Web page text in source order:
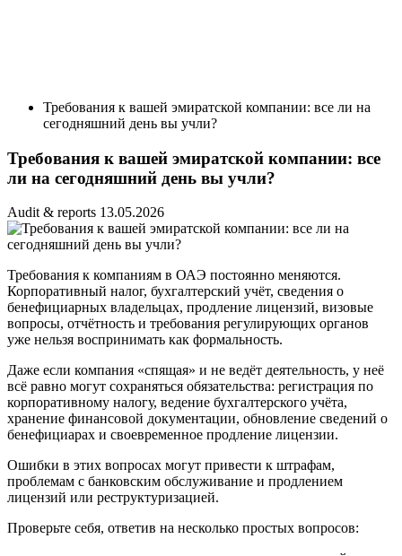
Требования к вашей эмиратской компании: все ли на
сегодняшний день вы учли?
Требования к вашей эмиратской компании: все
ли на сегодняшний день вы учли?
Audit & reports 13.05.2026
Требования к компаниям в ОАЭ постоянно меняются.
Корпоративный налог, бухгалтерский учёт, сведения о
бенефициарных владельцах, продление лицензий, визовые
вопросы, отчётность и требования регулирующих органов
уже нельзя воспринимать как формальность.
Даже если компания «спящая» и не ведёт деятельность, у неё
всё равно могут сохраняться обязательства: регистрация по
корпоративному налогу, ведение бухгалтерского учёта,
хранение финансовой документации, обновление сведений о
бенефициарах и своевременное продление лицензии.
Ошибки в этих вопросах могут привести к штрафам,
проблемам с банковским обслуживание и продлением
лицензий или реструктуризацией.
Проверьте себя, ответив на несколько простых вопросов: